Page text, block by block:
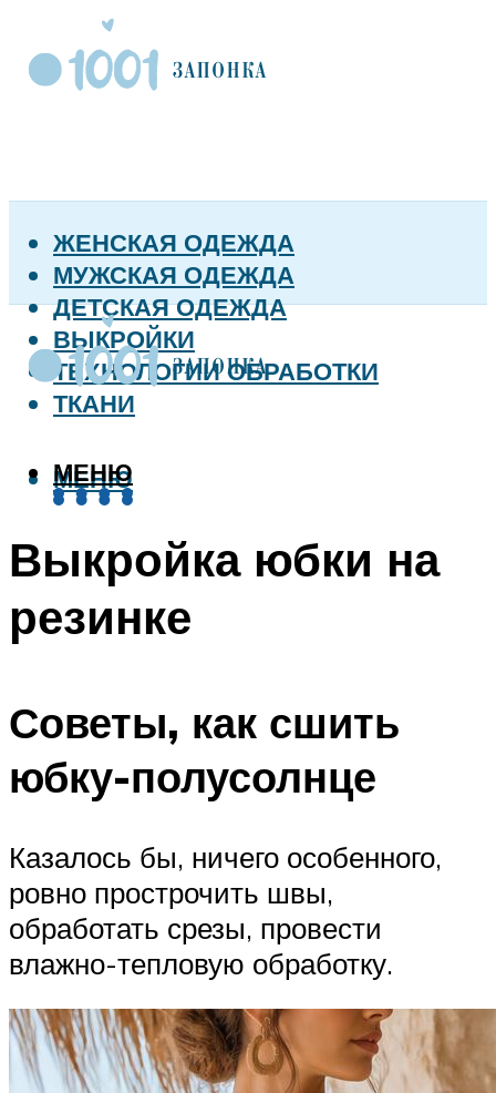
ЖЕНСКАЯ ОДЕЖДА
МУЖСКАЯ ОДЕЖДА
ДЕТСКАЯ ОДЕЖДА
ВЫКРОЙКИ
ТЕХНОЛОГИИ ОБРАБОТКИ
ТКАНИ
МЕНЮ
МЕНЮ
Выкройка юбки на
резинке
Советы, как сшить
юбку-полусолнце
Казалось бы, ничего особенного,
ровно прострочить швы,
обработать срезы, провести
влажно-тепловую обработку.